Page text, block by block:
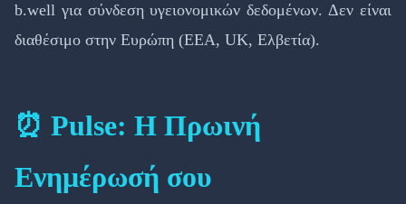
b.well για σύνδεση υγειονομικών δεδομένων. Δεν είναι
διαθέσιμο στην Ευρώπη (EEA, UK, Ελβετία).
⏰ Pulse: Η Πρωινή
Ενημέρωσή σου